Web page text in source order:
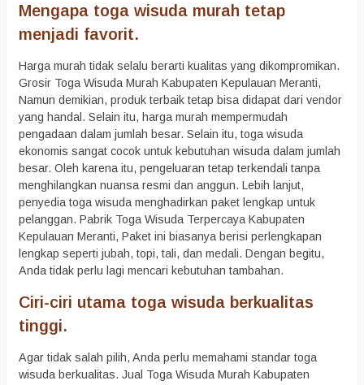
Mengapa toga wisuda murah tetap
menjadi favorit.
Harga murah tidak selalu berarti kualitas yang dikompromikan.
Grosir Toga Wisuda Murah Kabupaten Kepulauan Meranti,
Namun demikian, produk terbaik tetap bisa didapat dari vendor
yang handal. Selain itu, harga murah mempermudah
pengadaan dalam jumlah besar. Selain itu, toga wisuda
ekonomis sangat cocok untuk kebutuhan wisuda dalam jumlah
besar. Oleh karena itu, pengeluaran tetap terkendali tanpa
menghilangkan nuansa resmi dan anggun. Lebih lanjut,
penyedia toga wisuda menghadirkan paket lengkap untuk
pelanggan. Pabrik Toga Wisuda Terpercaya Kabupaten
Kepulauan Meranti, Paket ini biasanya berisi perlengkapan
lengkap seperti jubah, topi, tali, dan medali. Dengan begitu,
Anda tidak perlu lagi mencari kebutuhan tambahan.
Ciri-ciri utama toga wisuda berkualitas
tinggi.
Agar tidak salah pilih, Anda perlu memahami standar toga
wisuda berkualitas. Jual Toga Wisuda Murah Kabupaten